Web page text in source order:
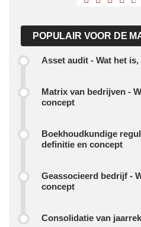
POPULAIR VOOR DE
Asset audit - Wat het
Matrix van bedrijven -
concept
Boekhoudkundige
definitie en concept
Geassocieerd bedrijf -
concept
Consolidatie van